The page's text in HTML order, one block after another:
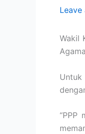
Leave
Wakil
“PPP